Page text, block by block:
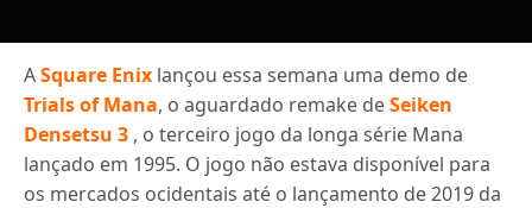
ASquare Enix lançou essa semana uma demo de
Trials of Mana, o aguardado remake deSeiken
Densetsu 3 , o terceiro jogo da longa série Mana
lançado em 1995. O jogo não estava disponível para
os mercados ocidentais até o lançamento de 2019 da